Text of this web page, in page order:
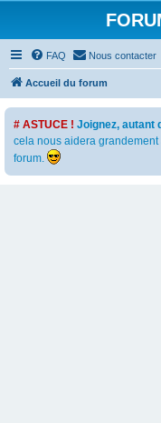
FAQ Nous contacter
Accueil du forum
# ASTUCE ! Joignez, autant
cela nous aidera
forum.